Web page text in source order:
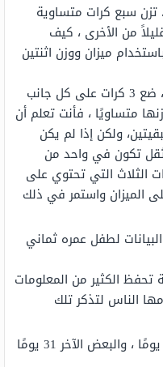
تزن سبع كرات متساوية
من الأخرى ، كيف
ميزان ووزن اثنتين
خذ 6 كرات من 8 كرات، ضع 3 كرات على كل جانب
متساويًا ، فأنت تعلم أن
ولكن إذا لم يكن
تكون في واحد من
الثلاث التي تحتوي على
أي 2 وضعها على الميزان واستمر في ذلك
لطفل عمره ثماني
تحفظ الكثير من المعلومات
الناس لتذكر تلك
بعض الأشهر بها 30 يومًا ، والبعض الآخر 31 يومًا